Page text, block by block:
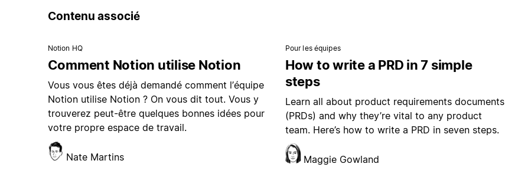
Contenu associé
Notion HQ
Comment Notion utilise Notion
Vous vous êtes déjà demandé comment l’équipe
Notion utilise Notion ? On vous dit tout. Vous y
trouverez peut-être quelques bonnes idées pour
votre propre espace de travail.
Nate Martins
Pour les équipes
How to write a PRD in 7 simple
steps
Learn all about product requirements documents
(PRDs) and why they’re vital to any product
team. Here’s how to write a PRD in seven steps.
Maggie Gowland